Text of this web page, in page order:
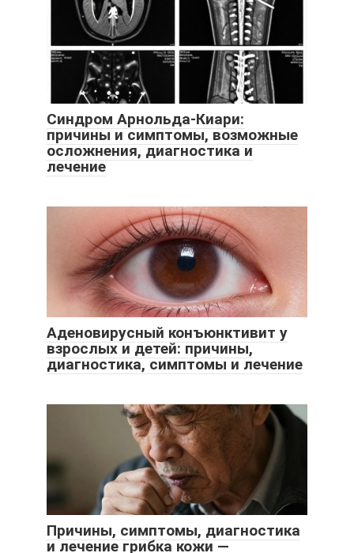
Синдром Арнольда-Киари:
причины и симптомы, возможные
осложнения, диагностика и
лечение
Аденовирусный конъюнктивит у
взрослых и детей: причины,
диагностика, симптомы и лечение
Причины, симптомы, диагностика
и лечение грибка кожи —